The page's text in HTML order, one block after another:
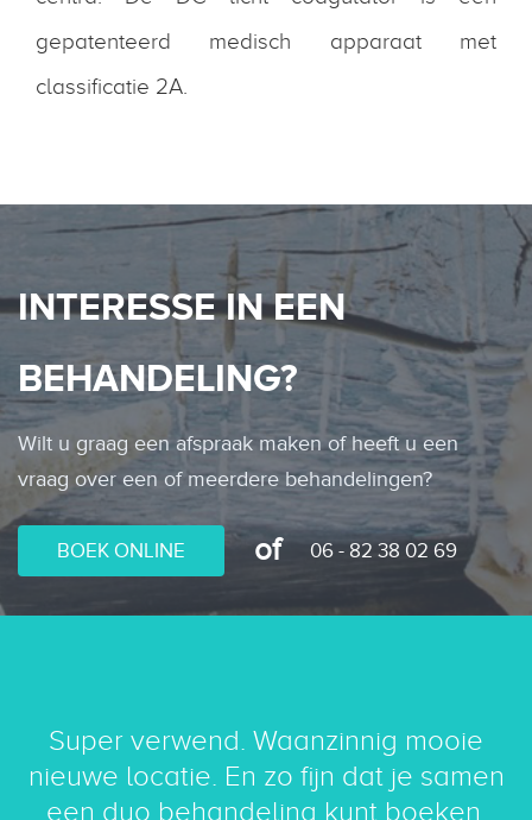
gepatenteerd medisch apparaat met
classificatie 2A.
INTERESSE IN EEN
BEHANDELING?
Wilt u graag een afspraak maken of heeft u een
vraag over een of meerdere behandelingen?
BOEK ONLINE of 06 - 82 38 02 69
Super verwend. Waanzinnig mooie
nieuwe locatie. En zo fijn dat je samen
een duo behandeling kunt boeken.